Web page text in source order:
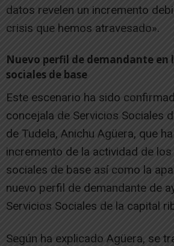
datos revelen un incremento
crisis que hemos atravesado».
Nuevo perfil de demandante en
sociales de base
Este escenario ha sido
concejala de Servicios Sociales
de Tudela, Anichu Agüera, que
incremento de la actividad de
sociales de base así como la
nuevo perfil de demandante de
Servicios Sociales de la capital
Según ha explicado Agüera, se